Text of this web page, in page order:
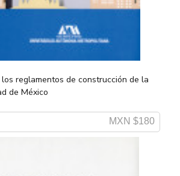
reglamentos de construcción de la
de México
MXN $180